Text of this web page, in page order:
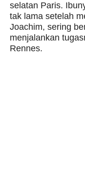
selatan Paris.
tak lama setelah
Joachim, sering
menjalankan
Rennes.